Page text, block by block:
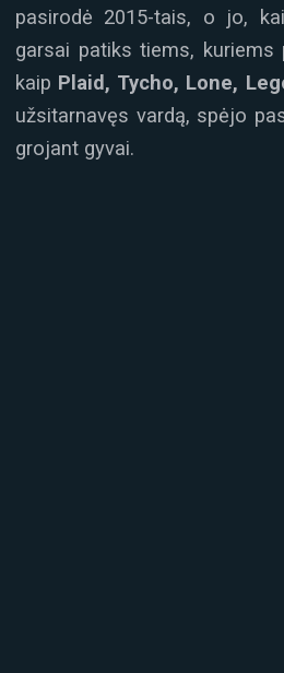
pasirodė 2015-tais, o jo,
garsai patiks tiems, kuriems
kaip Plaid, Tycho, Lone,
užsitarnavęs vardą, spėjo
grojant gyvai.